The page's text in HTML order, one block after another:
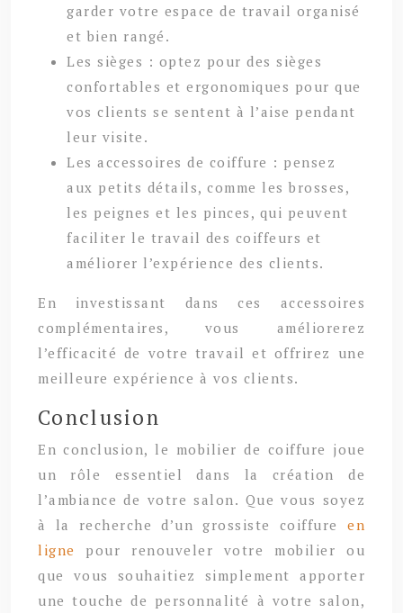
garder votre espace de travail organisé
et bien rangé.
Les sièges : optez pour des sièges
confortables et ergonomiques pour que
vos clients se sentent à l’aise pendant
leur visite.
Les accessoires de coiffure : pensez
aux petits détails, comme les brosses,
les peignes et les pinces, qui peuvent
faciliter le travail des coiffeurs et
améliorer l’expérience des clients.
En investissant dans ces accessoires
complémentaires, vous améliorerez
l’efficacité de votre travail et offrirez une
meilleure expérience à vos clients.
Conclusion
En conclusion, le mobilier de coiffure joue
un rôle essentiel dans la création de
l’ambiance de votre salon. Que vous soyez
à la recherche d’un grossiste coiffure en
ligne
pour renouveler votre mobilier ou
que vous souhaitiez simplement apporter
une touche de personnalité à votre salon,